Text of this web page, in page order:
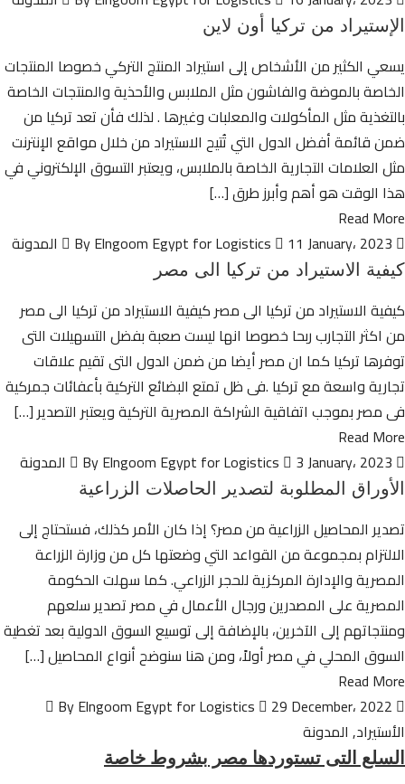
الإستيراد من تركيا أون لاين
يسعي الكثير من الأشخاص إلى استيراد المنتج التركي خصوصا المنتجات
الخاصة بالموضة والفاشون مثل الملابس والأحذية والمنتجات الخاصة
بالتغذية مثل المأكولات والمعلبات وغيرها . لذلك فأن تعد تركيا من
ضمن قائمة أفضل الدول التي تُتيح الاستيراد من خلال مواقع الإنترنت
مثل العلامات التجارية الخاصة بالملابس، ويعتبر التسوق الإلكتروني في
هذا الوقت هو أهم وأبرز طرق […]
Read More
11 January، 2023 المدونة
كيفية الاستيراد من تركيا الى مصر
كيفية الاستيراد من تركيا الى مصر كيفية الاستيراد من تركيا الى مصر
من اكثر التجارب ربحا خصوصا انها ليست صعبة بفضل التسهيلات التى
توفرها تركيا كما ان مصر أيضا من ضمن الدول التى تقيم علاقات
تجارية واسعة مع تركيا .فى ظل تمتع البضائع التركية بأعفائات جمركية
فى مصر بموجب اتفاقية الشراكة المصرية التركية ويعتبر التصدير […]
Read More
3 January، 2023 المدونة
الأوراق المطلوبة لتصدير الحاصلات الزراعية
تصدير المحاصيل الزراعية من مصر؟ إذا كان الأمر كذلك، فستحتاج إلى
الالتزام بمجموعة من القواعد التي وضعتها كل من وزارة الزراعة
المصرية والإدارة المركزية للحجر الزراعي. كما سهلت الحكومة
المصرية على المصدرين ورجال الأعمال في مصر تصدير سلعهم
ومنتجاتهم إلى الآخرين، بالإضافة إلى توسيع السوق الدولية بعد تغطية
السوق المحلي في مصر أولاً، ومن هنا سنوضح أنواع المحاصيل […]
Read More
29 December، 2022
الأستيراد, المدونة
السلع التى تستوردها مصر بشروط خاصة